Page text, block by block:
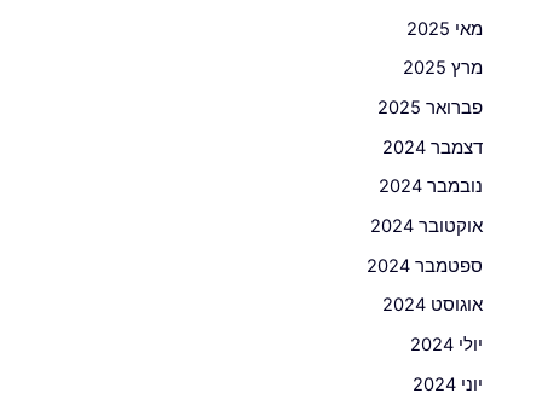
מאי 2025
מרץ 2025
פברואר 2025
דצמבר 2024
נובמבר 2024
אוקטובר 2024
ספטמבר 2024
אוגוסט 2024
יולי 2024
יוני 2024